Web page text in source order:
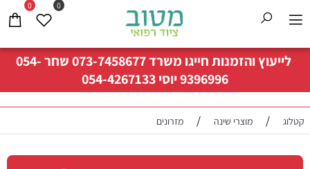
לייעוץ והזמנות חייגו משרד073-7458677שחר054-
9396996יוסי054-4267133
0 0
קטלוג / מוצרי שינה / מזרונים